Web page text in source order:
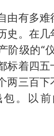
由有多
史。在几
阶级的“
标着四
两三百下
。以